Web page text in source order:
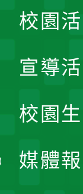
校園
宣導
校園
媒體